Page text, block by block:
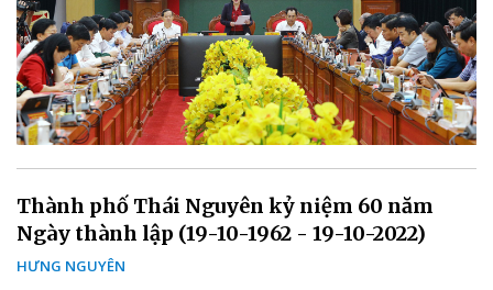
Thành phố Thái Nguyên kỷ niệm 60 năm
Ngày thành lập (19-10-1962 - 19-10-2022)
HƯNG NGUYÊN